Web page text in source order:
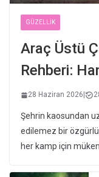
GÜZELLIK
Araç Üstü
Rehberi:
28 Haziran 2026
Şehrin kaosundan
edilemez bir
her kamp için